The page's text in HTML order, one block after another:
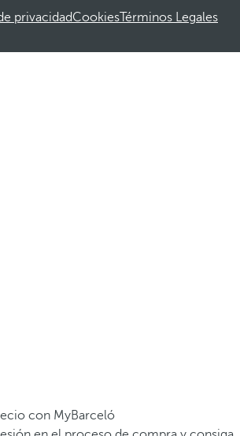
privacidadCookiesTérminos Legales
con MyBarceló